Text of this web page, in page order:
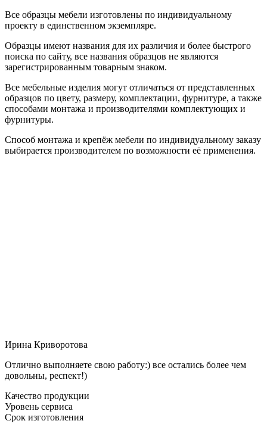
Все образцы мебели изготовлены по индивидуальному
проекту в единственном экземпляре.
Образцы имеют названия для их различия и более быстрого
поиска по сайту, все названия образцов не являются
зарегистрированным товарным знаком.
Все мебельные изделия могут отличаться от представленных
образцов по цвету, размеру, комплектации, фурнитуре, а также
способами монтажа и производителями комплектующих и
фурнитуры.
Способ монтажа и крепёж мебели по индивидуальному заказу
выбирается производителем по возможности её применения.
Ирина Криворотова
Отлично выполняете свою работу:) все остались более чем
довольны, респект!)
Качество продукции
Уровень сервиса
Срок изготовления